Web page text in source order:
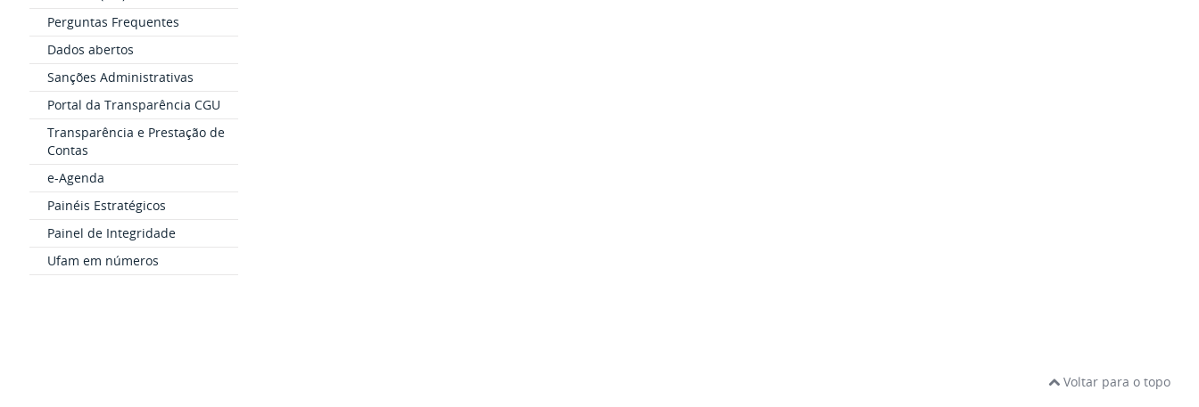
Perguntas Frequentes
Dados abertos
Sanções Administrativas
Portal da Transparência CGU
Transparência e Prestação de
Contas
e-Agenda
Painéis Estratégicos
Painel de Integridade
Ufam em números
Voltar para o topo